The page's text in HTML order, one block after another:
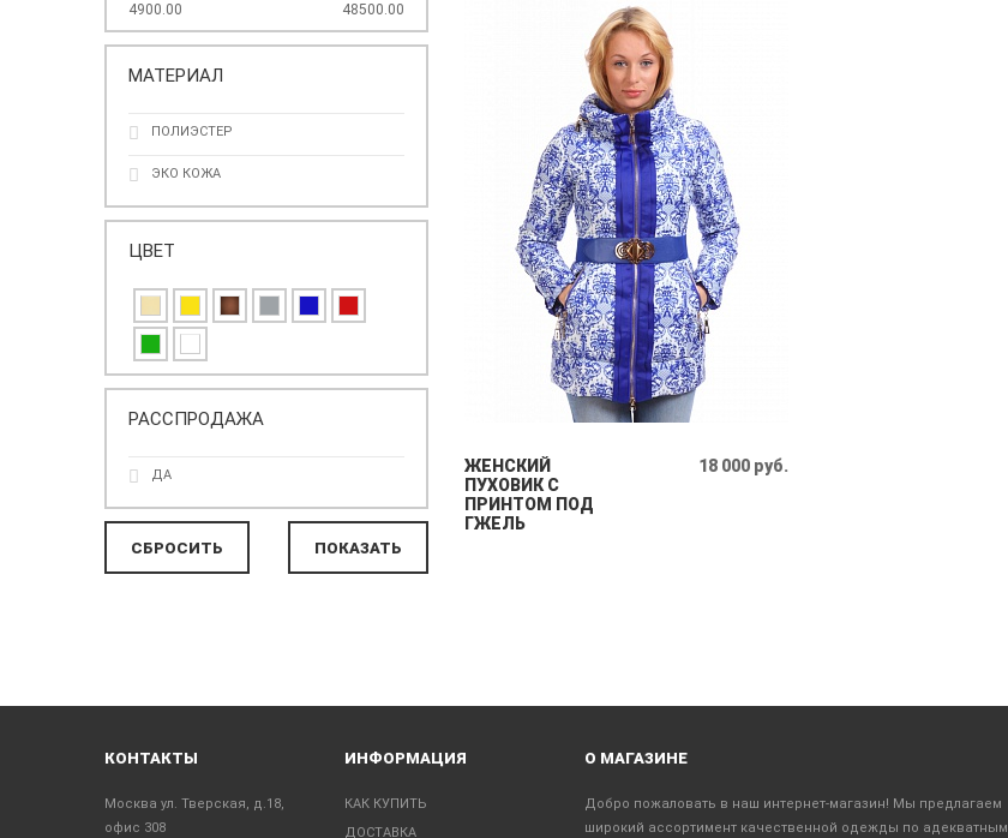
4900.00 48500.00
МАТЕРИАЛ
ПОЛИЭСТЕР
ЭКО КОЖА
ЦВЕТ
РАССПРОДАЖА
ДА
ЖЕНСКИЙ
ПУХОВИК С
ПРИНТОМ ПОД
ГЖЕЛЬ
18 000 руб.
КОНТАКТЫ
Москва ул. Тверская, д.18,
офис 308
ИНФОРМАЦИЯ
КАК КУПИТЬ
ДОСТАВКА
О МАГАЗИНЕ
Добро пожаловать в наш интернет-магазин! Мы предлагаем
широкий ассортимент качественной одежды по адекватным